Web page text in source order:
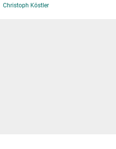
Christoph Köstler